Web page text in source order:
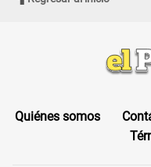
Quiénes somos